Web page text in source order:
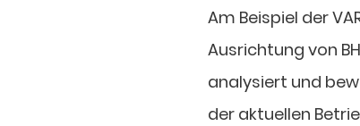
Am Beispiel der
Ausrichtung von
analysiert und
der aktuellen